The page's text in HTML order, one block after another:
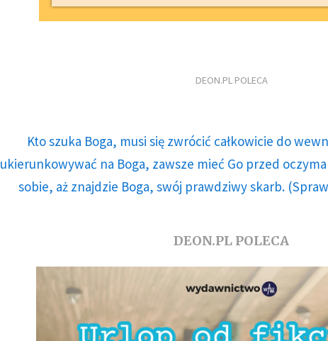
DEON.PL POLECA
Kto szuka Boga, musi się zwrócić całkowicie do
ukierunkowywać na Boga, zawsze mieć Go przed
sobie, aż znajdzie Boga, swój prawdziwy skarb.
DEON.PL POLECA